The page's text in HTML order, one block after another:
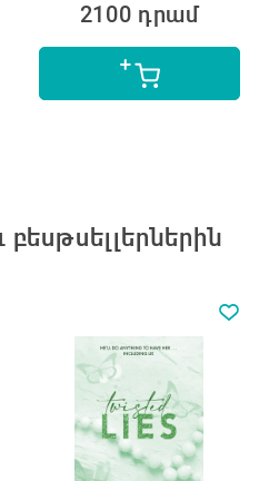
2100 դրամ